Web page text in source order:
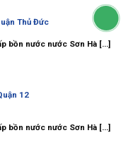
Thủ Đức
bồn nước nước Sơn Hà [...]
12
bồn nước nước Sơn Hà [...]